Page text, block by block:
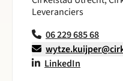
Leveranciers
06 229 685 68
LinkedIn